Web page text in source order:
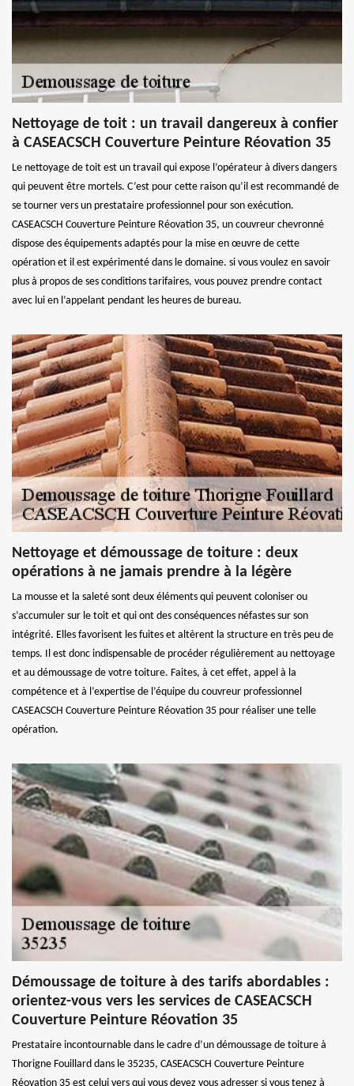
Nettoyage de toit : un travail dangereux à confier
à CASEACSCH Couverture Peinture Réovation 35
Le nettoyage de toit est un travail qui expose l’opérateur à divers dangers
qui peuvent être mortels. C’est pour cette raison qu’il est recommandé de
se tourner vers un prestataire professionnel pour son exécution.
CASEACSCH Couverture Peinture Réovation 35, un couvreur chevronné
dispose des équipements adaptés pour la mise en œuvre de cette
opération et il est expérimenté dans le domaine. si vous voulez en savoir
plus à propos de ses conditions tarifaires, vous pouvez prendre contact
avec lui en l’appelant pendant les heures de bureau.
Nettoyage et démoussage de toiture : deux
opérations à ne jamais prendre à la légère
La mousse et la saleté sont deux éléments qui peuvent coloniser ou
s’accumuler sur le toit et qui ont des conséquences néfastes sur son
intégrité. Elles favorisent les fuites et altèrent la structure en très peu de
temps. Il est donc indispensable de procéder régulièrement au nettoyage
et au démoussage de votre toiture. Faites, à cet effet, appel à la
compétence et à l’expertise de l’équipe du couvreur professionnel
CASEACSCH Couverture Peinture Réovation 35 pour réaliser une telle
opération.
Démoussage de toiture à des tarifs abordables :
orientez-vous vers les services de CASEACSCH
Couverture Peinture Réovation 35
Prestataire incontournable dans le cadre d’un démoussage de toiture à
Thorigne Fouillard dans le 35235, CASEACSCH Couverture Peinture
Réovation 35 est celui vers qui vous devez vous adresser si vous tenez à